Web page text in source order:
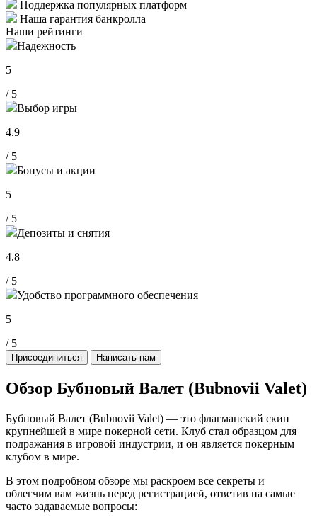
Поддержка популярных платформ
Наша гарантия банкролла
Наши рейтинги
Надежность
5
/ 5
Выбор игры
4.9
/ 5
Бонусы и акции
5
/ 5
Депозиты и снятия
4.8
/ 5
Удобство программного обеспечения
5
/ 5
Присоединиться Написать нам
Обзор Бубновый Валет (Bubnovii Valet)
Бубновый Валет (Bubnovii Valet) — это флагманский скин
крупнейшей в мире покерной сети. Клуб стал образцом для
подражания в игровой индустрии, и он является покерным
клубом в мире.
В этом подробном обзоре мы раскроем все секреты и
облегчим вам жизнь перед регистрацией, ответив на самые
часто задаваемые вопросы: